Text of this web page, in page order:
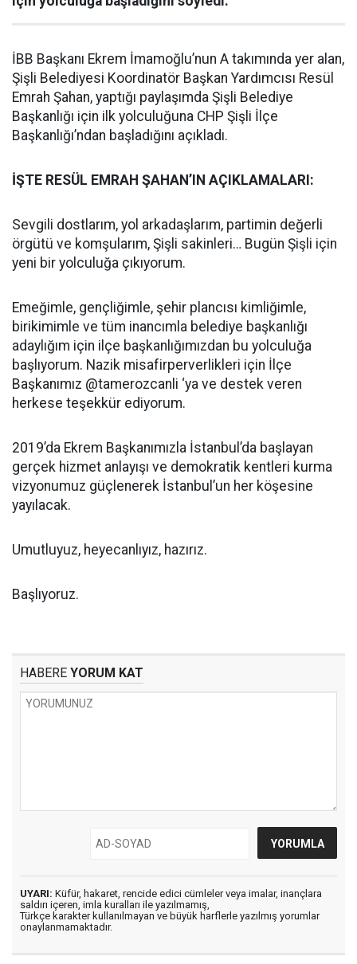
İBB Başkanı Ekrem İmamoğlu’nun A takımında yer alan,
Şişli Belediyesi Koordinatör Başkan Yardımcısı Resül
Emrah Şahan, yaptığı paylaşımda Şişli Belediye
Başkanlığı için ilk yolculuğuna CHP Şişli İlçe
Başkanlığı’ndan başladığını açıkladı.
İŞTE RESÜL EMRAH ŞAHAN’IN AÇIKLAMALARI:
Sevgili dostlarım, yol arkadaşlarım, partimin değerli
örgütü ve komşularım, Şişli sakinleri… Bugün Şişli için
yeni bir yolculuğa çıkıyorum.
Emeğimle, gençliğimle, şehir plancısı kimliğimle,
birikimimle ve tüm inancımla belediye başkanlığı
adaylığım için ilçe başkanlığımızdan bu yolculuğa
başlıyorum. Nazik misafirperverlikleri için İlçe
Başkanımız @tamerozcanli ‘ya ve destek veren
herkese teşekkür ediyorum.
2019’da Ekrem Başkanımızla İstanbul’da başlayan
gerçek hizmet anlayışı ve demokratik kentleri kurma
vizyonumuz güçlenerek İstanbul’un her köşesine
yayılacak.
Umutluyuz, heyecanlıyız, hazırız.
Başlıyoruz.
HABERE YORUM KAT
UYARI: Küfür, hakaret, rencide edici cümleler veya imalar, inançlara
saldırı içeren, imla kuralları ile yazılmamış,
Türkçe karakter kullanılmayan ve büyük harflerle yazılmış yorumlar
onaylanmamaktadır.